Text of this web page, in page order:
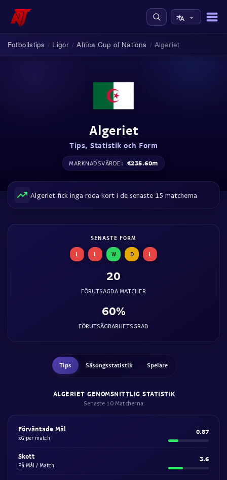
Fotbollstips / Ligor / Africa Cup of Nations / Algeriet
Algeriet
Tips, Statistik och Form
MARKNADSVÄRDE: €235.60m
Algeriet fick inga röda kort i de senaste 15 matcherna
SENASTE FORM
L L W D L
20
FÖRUTSAGDA MATCHER
60%
FÖRUTSÄGBARHETSGRAD
Tips Säsongsstatistik Spelare
ALGERIET GENOMSNITTLIG STATISTIK
Senaste 10 Matcherna
Förväntade Mål
xG per match
0.87
Skott
På Mål / Match
3.6